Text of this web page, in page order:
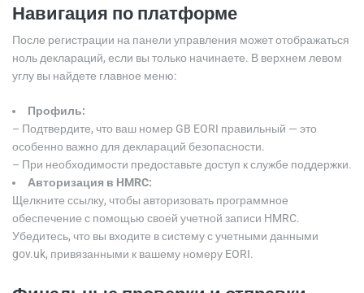
Навигация по платформе
После регистрации на панели управления может отображаться
ноль деклараций, если вы только начинаете. В верхнем левом
углу вы найдете главное меню:
Профиль:
– Подтвердите, что ваш номер GB EORI правильный — это
особенно важно для деклараций безопасности.
– При необходимости предоставьте доступ к службе поддержки.
Авторизация в HMRC:
Щелкните ссылку, чтобы авторизовать программное
обеспечение с помощью своей учетной записи HMRC.
Убедитесь, что вы входите в систему с учетными данными
gov.uk, привязанными к вашему номеру EORI.